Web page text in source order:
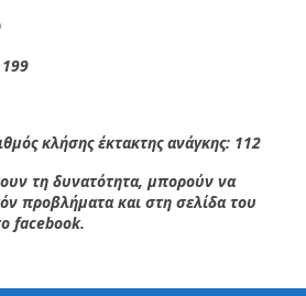
κλήσης έκτακτης ανάγκης: 112
τη δυνατότητα, μπορούν να
προβλήματα και στη σελίδα του
facebook.